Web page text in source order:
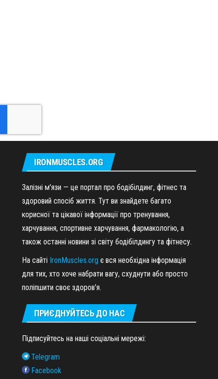
IRONMUSCLES.ORG
Залізні м'язи — це портал про бодібілдинг, фітнес та
здоровий спосіб життя. Тут ви знайдете багато
корисної та цікавої інформації про тренування,
харчування, спортивне харчування, фармакологію, а
також останні новини зі світу бодібілдингу та фітнесу.
На сайті IronMuscles.org є вся необхідна інформація
для тих, хто хоче набрати вагу, схуднути або просто
поліпшити своє здоров'я.
ПРИЄДНУЙТЕСЬ ДО НАС
Підписуйтесь на наші соціальні мережі:
Telegram
Facebook